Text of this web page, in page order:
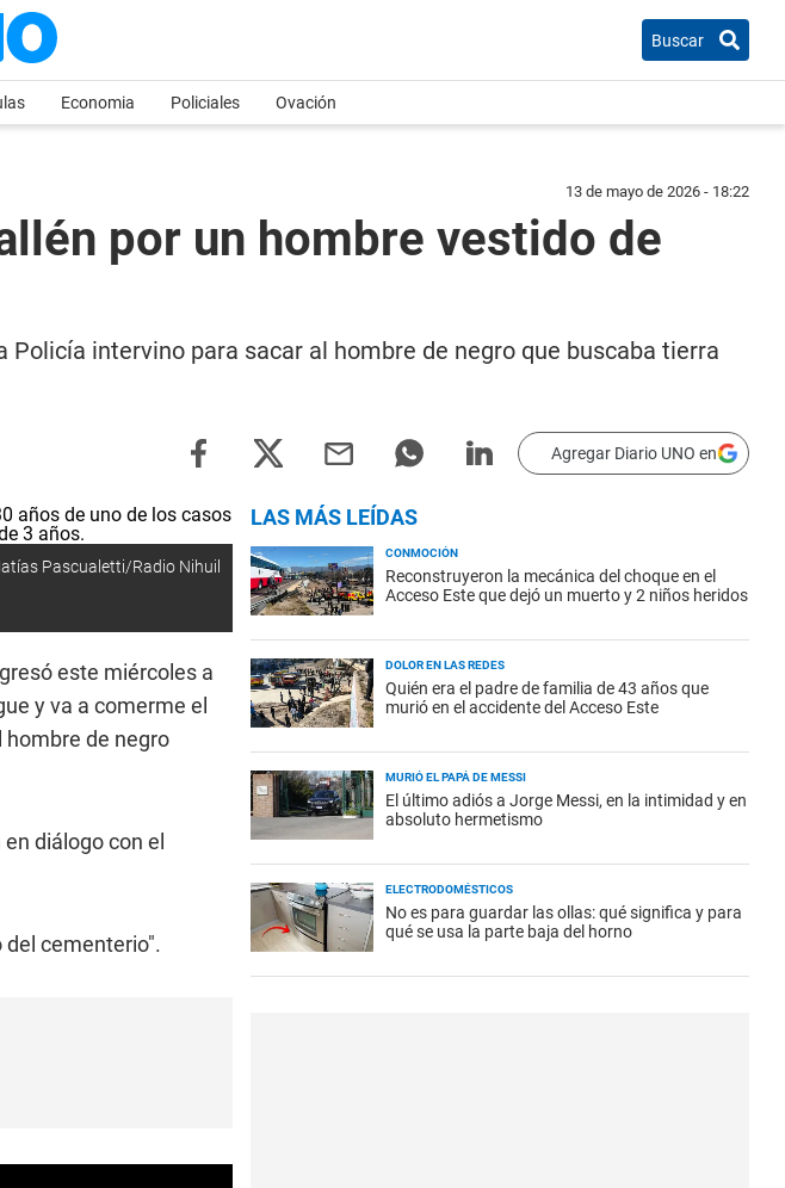
Buscar
Economia Policiales Ovación
13 de mayo de 2026 - 18:22
por un hombre vestido de
intervino para sacar al hombre de negro que buscaba tierra
Agregar Diario UNO en
Pascualetti/Radio Nihuil
este miércoles a
y va a comerme el
hombre de negro
diálogo con el
del cementerio".
LAS MÁS LEÍDAS
CONMOCIÓN
Reconstruyeron la mecánica del choque en el
Acceso Este que dejó un muerto y 2 niños heridos
DOLOR EN LAS REDES
Quién era el padre de familia de 43 años que
murió en el accidente del Acceso Este
MURIÓ EL PAPÁ DE MESSI
El último adiós a Jorge Messi, en la intimidad y en
absoluto hermetismo
ELECTRODOMÉSTICOS
No es para guardar las ollas: qué significa y para
qué se usa la parte baja del horno